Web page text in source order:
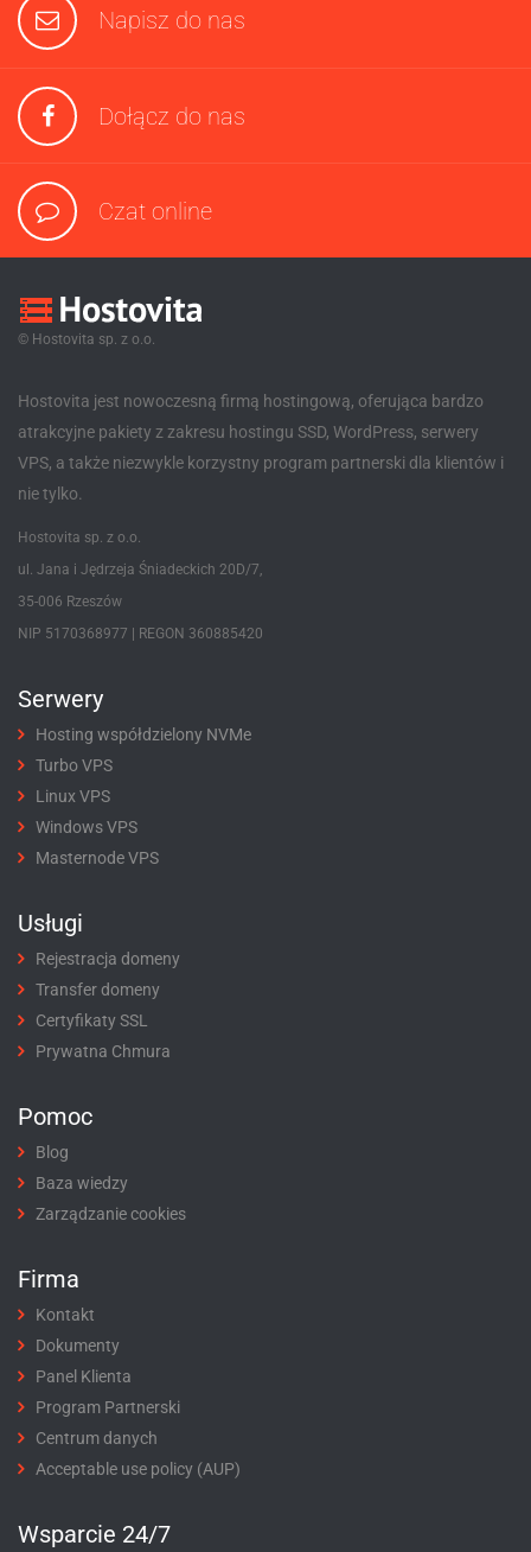
Napisz do nas
Dołącz do nas
Czat online
© Hostovita sp. z o.o.
Hostovita jest nowoczesną firmą hostingową, oferująca bardzo
atrakcyjne pakiety z zakresu hostingu SSD, WordPress, serwery
VPS, a także niezwykle korzystny program partnerski dla klientów i
nie tylko.
Hostovita sp. z o.o.
ul. Jana i Jędrzeja Śniadeckich 20D/7,
35-006 Rzeszów
NIP 5170368977 | REGON 360885420
Serwery
Hosting współdzielony NVMe
Turbo VPS
Linux VPS
Windows VPS
Masternode VPS
Usługi
Rejestracja domeny
Transfer domeny
Certyfikaty SSL
Prywatna Chmura
Pomoc
Blog
Baza wiedzy
Zarządzanie cookies
Firma
Kontakt
Dokumenty
Panel Klienta
Program Partnerski
Centrum danych
Acceptable use policy (AUP)
Wsparcie 24/7